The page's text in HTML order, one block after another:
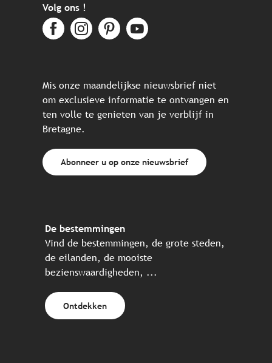
Volg ons !
Mis onze maandelijkse nieuwsbrief niet
om exclusieve informatie te ontvangen en
ten volle te genieten van je verblijf in
Bretagne.
Abonneer u op onze nieuwsbrief
De bestemmingen
Vind de bestemmingen, de grote steden,
de eilanden, de mooiste
bezienswaardigheden, ...
Ontdekken